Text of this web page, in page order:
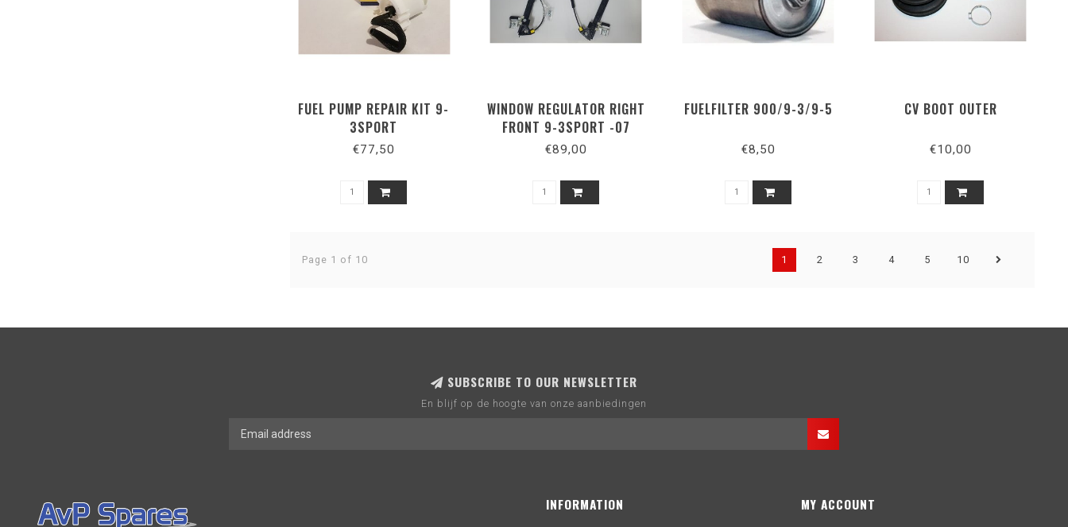
FUEL PUMP REPAIR KIT 9-
3SPORT
€77,50
WINDOW REGULATOR RIGHT
FRONT 9-3SPORT -07
€89,00
FUELFILTER 900/9-3/9-5
€8,50
CV BOOT OUTER
€10,00
Page 1 of 10 1 2 3 4 5 10
SUBSCRIBE TO OUR NEWSLETTER
En blijf op de hoogte van onze aanbiedingen
INFORMATION MY ACCOUNT